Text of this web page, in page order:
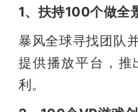
1、扶持100个做全
暴风全球寻找团队
提供播放平台，推
利。